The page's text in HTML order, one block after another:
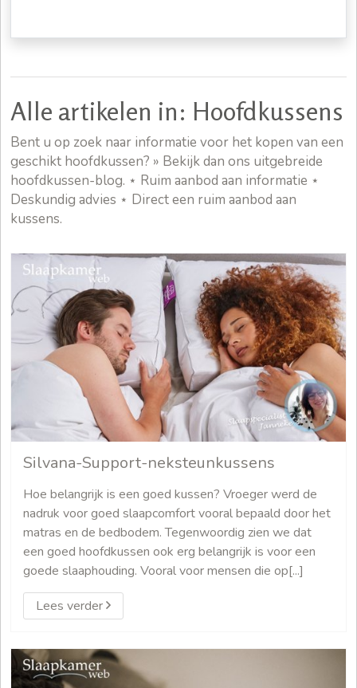
Alle artikelen in: Hoofdkussens
Bent u op zoek naar informatie voor het kopen van een
geschikt hoofdkussen? » Bekijk dan ons uitgebreide
hoofdkussen-blog. ⋆ Ruim aanbod aan informatie ⋆
Deskundig advies ⋆ Direct een ruim aanbod aan
kussens.
Silvana-Support-neksteunkussens
Hoe belangrijk is een goed kussen? Vroeger werd de
nadruk voor goed slaapcomfort vooral bepaald door het
matras en de bedbodem. Tegenwoordig zien we dat
een goed hoofdkussen ook erg belangrijk is voor een
goede slaaphouding. Vooral voor mensen die op[...]
Lees verder